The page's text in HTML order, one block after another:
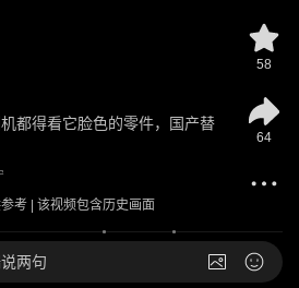
都得看它脸色的零件，国产替
考 | 该视频包含历史画面
58
64
两句